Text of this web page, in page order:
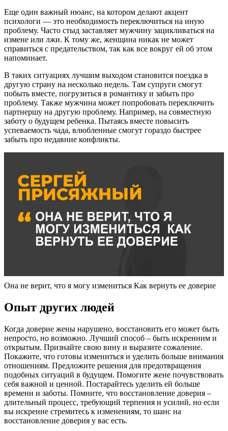
Еще один важный нюанс, на котором делают акцент
психологи — это необходимость переключиться на иную
проблему. Часто стыд заставляет мужчину зацикливаться на
измене или лжи. К тому же, женщина никак не может
справиться с предательством, так как все вокруг ей об этом
напоминает.
В таких ситуациях лучшим выходом становится поездка в
другую страну на несколько недель. Там супруги смогут
побыть вместе, погрузиться в романтику и забыть про
проблему. Также мужчина может попробовать переключить
партнершу на другую проблему. Например, на совместную
заботу о будущем ребенка. Пытаясь вместе повысить
успеваемость чада, влюбленные смогут гораздо быстрее
забыть про недавние конфликты.
Она не верит, что я могу измениться Как вернуть ее доверие
Опыт других людей
Когда доверие жены нарушено, восстановить его может быть
непросто, но возможно. Лучший способ – быть искренним и
открытым. Признайте свою вину и выразите сожаление.
Покажите, что готовы измениться и уделить больше внимания
отношениям. Предложите решения для предотвращения
подобных ситуаций в будущем. Помогите жене почувствовать
себя важной и ценной. Постарайтесь уделить ей больше
времени и заботы. Помните, что восстановление доверия –
длительный процесс, требующий терпения и усилий, но если
вы искренне стремитесь к изменениям, то шанс на
восстановление доверия у вас есть.